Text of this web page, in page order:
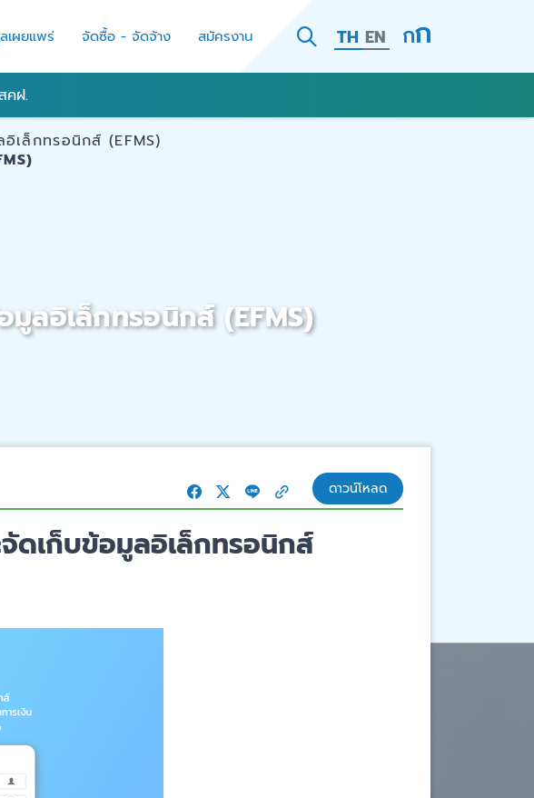
เผยแพร่ จัดซื้อ - จัดจ้าง สมัครงาน TH EN
คฝ.
เล็กทรอนิกส์ (EFMS)
ลอิเล็กทรอนิกส์ (EFMS)
ดาวน์โหลด
จัดเก็บข้อมูลอิเล็กทรอนิกส์